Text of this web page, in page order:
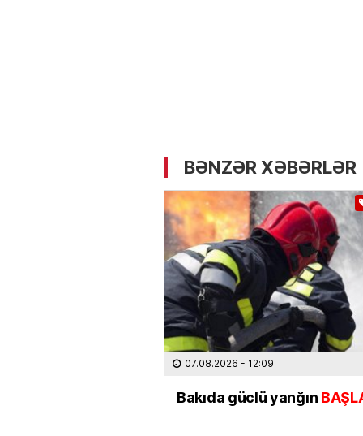
BƏNZƏR XƏBƏRLƏR
07.08.2026 - 12:09
Bakıda güclü yanğın